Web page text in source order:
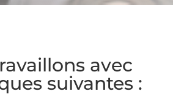
avec
suivantes :